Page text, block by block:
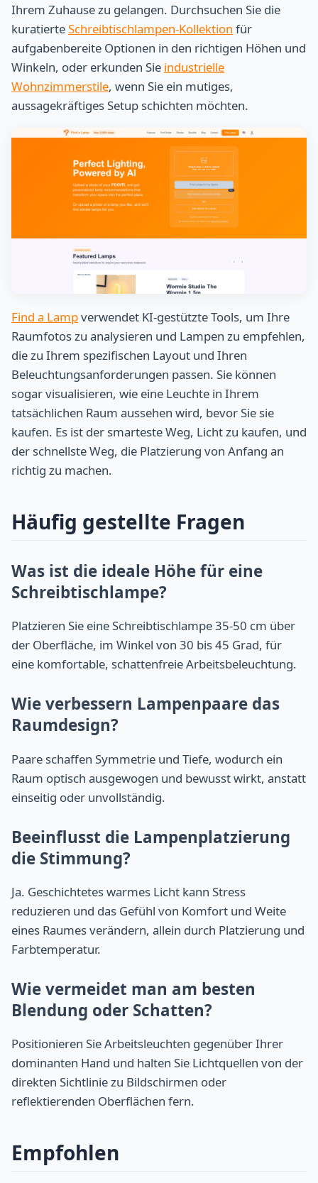
Ihrem Zuhause zu gelangen. Durchsuchen Sie die
kuratierteSchreibtischlampen-Kollektion für
aufgabenbereite Optionen in den richtigen Höhen und
Winkeln, oder erkunden Sie industrielle
Wohnzimmerstile, wenn Sie ein mutiges,
aussagekräftiges Setup schichten möchten.
Find a Lampverwendet KI-gestützte Tools, um Ihre
Raumfotos zu analysieren und Lampen zu empfehlen,
die zu Ihrem spezifischen Layout und Ihren
Beleuchtungsanforderungen passen. Sie können
sogar visualisieren, wie eine Leuchte in Ihrem
tatsächlichen Raum aussehen wird, bevor Sie sie
kaufen. Es ist der smarteste Weg, Licht zu kaufen, und
der schnellste Weg, die Platzierung von Anfang an
richtig zu machen.
Häufig gestellte Fragen
Was ist die ideale Höhe für eine
Schreibtischlampe?
Platzieren Sie eine Schreibtischlampe 35-50 cm über
der Oberfläche, im Winkel von 30 bis 45 Grad, für
eine komfortable, schattenfreie Arbeitsbeleuchtung.
Wie verbessern Lampenpaare das
Raumdesign?
Paare schaffen Symmetrie und Tiefe, wodurch ein
Raum optisch ausgewogen und bewusst wirkt, anstatt
einseitig oder unvollständig.
Beeinflusst die Lampenplatzierung
die Stimmung?
Ja. Geschichtetes warmes Licht kann Stress
reduzieren und das Gefühl von Komfort und Weite
eines Raumes verändern, allein durch Platzierung und
Farbtemperatur.
Wie vermeidet man am besten
Blendung oder Schatten?
Positionieren Sie Arbeitsleuchten gegenüber Ihrer
dominanten Hand und halten Sie Lichtquellen von der
direkten Sichtlinie zu Bildschirmen oder
reflektierenden Oberflächen fern.
Empfohlen